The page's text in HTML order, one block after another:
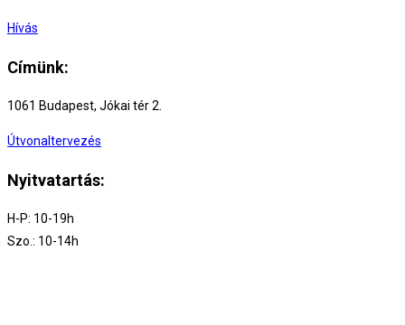
Hívás
Címünk:
1061 Budapest, Jókai tér 2.
Útvonaltervezés
Nyitvatartás:
H-P: 10-19h
Szo.: 10-14h